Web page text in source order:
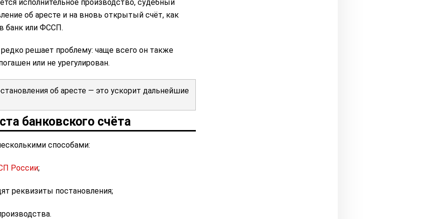
исполнительное производство, судебный
об аресте и на вновь открытый счёт, как
банк или ФССП.
решает проблему: чаще всего он также
или не урегулирован.
об аресте — это ускорит дальнейшие
банковского счёта
способами:
России;
реквизиты постановления;